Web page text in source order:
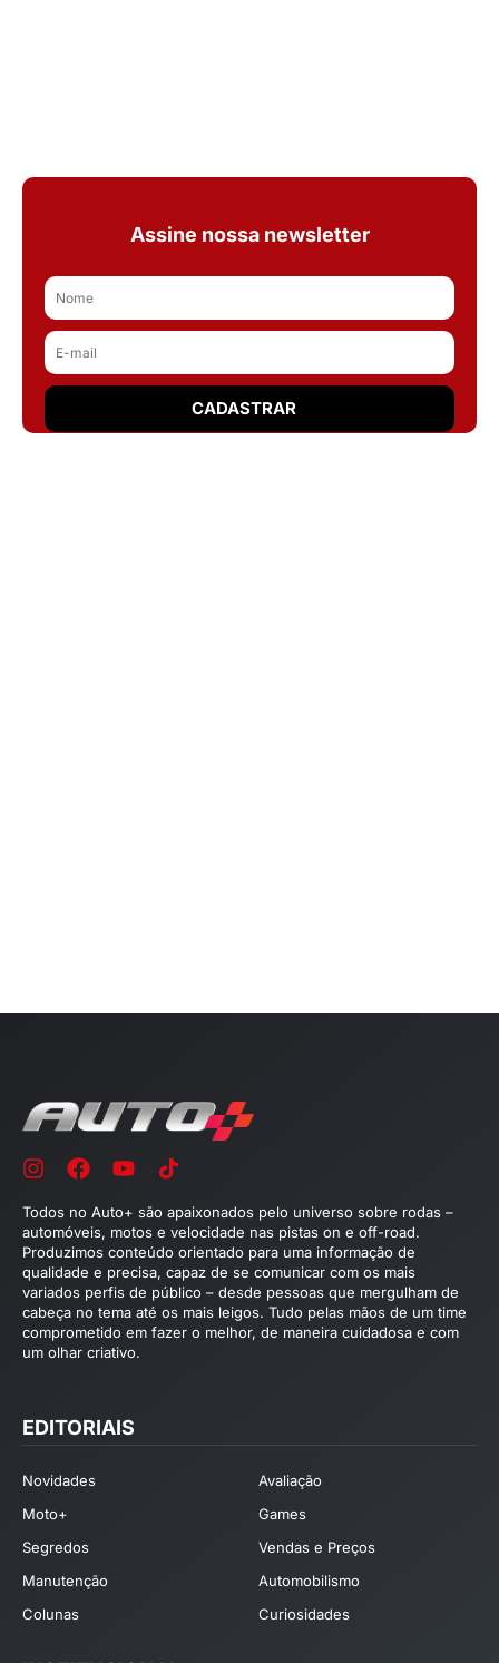
Assine nossa newsletter
Todos no Auto+ são apaixonados pelo universo sobre rodas –
automóveis, motos e velocidade nas pistas on e off-road.
Produzimos conteúdo orientado para uma informação de
qualidade e precisa, capaz de se comunicar com os mais
variados perfis de público – desde pessoas que mergulham de
cabeça no tema até os mais leigos. Tudo pelas mãos de um time
comprometido em fazer o melhor, de maneira cuidadosa e com
um olhar criativo.
EDITORIAIS
Novidades
Avaliação
Moto+
Games
Segredos
Vendas e Preços
Manutenção
Automobilismo
Colunas
Curiosidades